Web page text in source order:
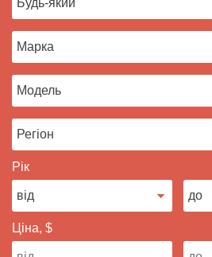
Відгуки про авто
Завантажити додаток
Рік
Ціна, $